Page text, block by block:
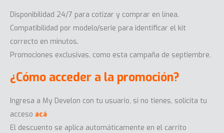
Disponibilidad 24/7 para cotizar y comprar en línea.
Compatibilidad por modelo/serie para identificar el kit
correcto en minutos.
Promociones exclusivas, como esta campaña de septiembre.
¿Cómo acceder a la promoción?
Ingresa a My Develon con tu usuario, si no tienes, solicita tu
acceso acá
El descuento se aplica automáticamente en el carrito